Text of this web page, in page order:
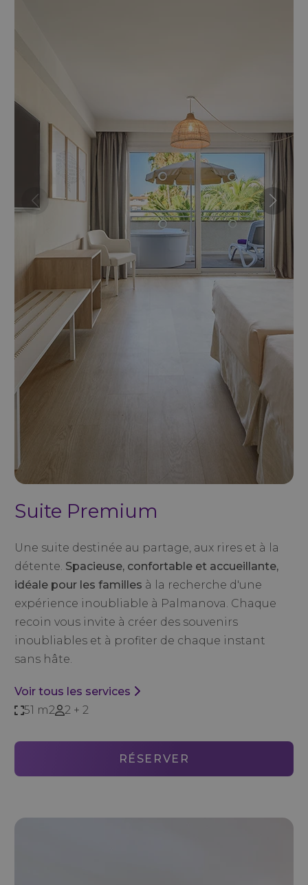
Suite Premium
Une suite destinée au partage, aux rires et à la
détente. Spacieuse, confortable et accueillante,
idéale pour les familles à la recherche d'une
expérience inoubliable à Palmanova. Chaque
recoin vous invite à créer des souvenirs
inoubliables et à profiter de chaque instant
sans hâte.
Voir tous les services
51 m2
2 + 2
RÉSERVER